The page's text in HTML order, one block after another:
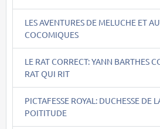
LES AVENTURES DE MELUCHE ET
COCOMIQUES
LE RAT CORRECT: YANN BARTHES
RAT QUI RIT
PICTAFESSE ROYAL: DUCHESSE DE
POITITUDE